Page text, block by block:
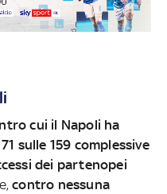
cui il Napoli ha
sulle 159 complessive
dei partenopei
contro nessuna